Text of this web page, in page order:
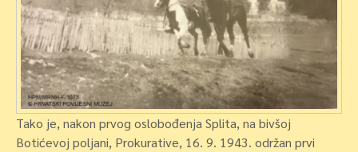
Tako je, nakon prvog oslobođenja Splita, na bivšoj
Botićevoj poljani, Prokurative, 16. 9. 1943. održan prvi